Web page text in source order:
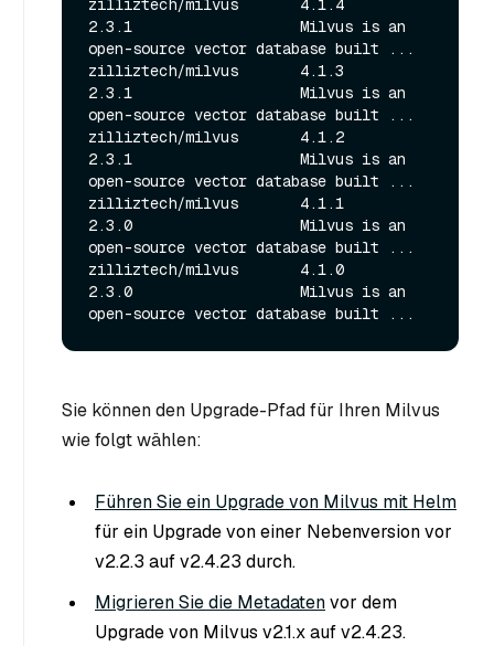
zilliztech/milvus       4.1.4
2.3.1                   Milvus is an
open-source vector database built ...
zilliztech/milvus       4.1.3
2.3.1                   Milvus is an
open-source vector database built ...
zilliztech/milvus       4.1.2
2.3.1                   Milvus is an
open-source vector database built ...
zilliztech/milvus       4.1.1
2.3.0                   Milvus is an
open-source vector database built ...
zilliztech/milvus       4.1.0
2.3.0                   Milvus is an
Sie können den Upgrade-Pfad für Ihren Milvus
wie folgt wählen:
Führen Sie ein Upgrade von Milvus mit Helm
für ein Upgrade von einer Nebenversion vor
v2.2.3 auf v2.4.23 durch.
Migrieren Sie die Metadatenvor dem
Upgrade von Milvus v2.1.x auf v2.4.23.